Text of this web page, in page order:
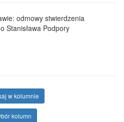
odmowy stwierdzenia
Stanisława Podpory
w kolumnie
kolumn